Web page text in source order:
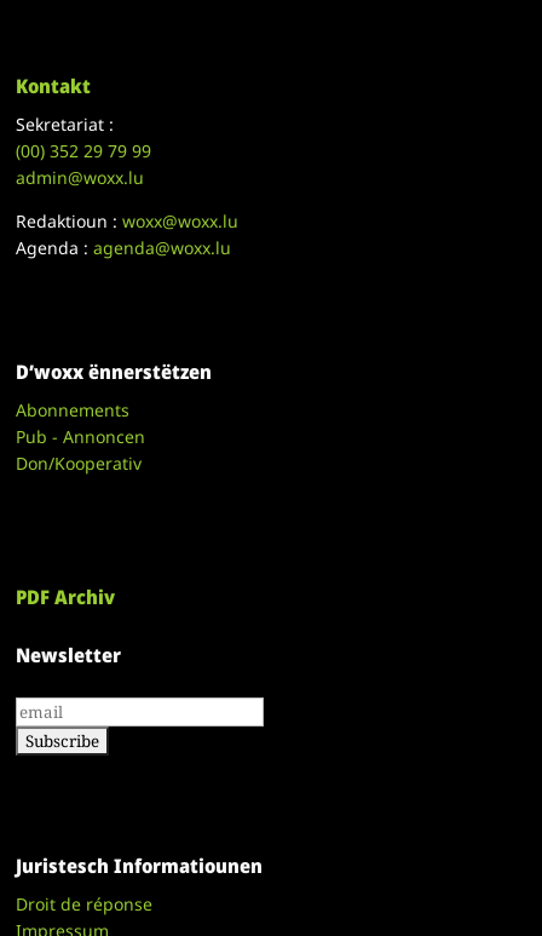
Kontakt
Sekretariat :
(00)352 29 79 99
admin@woxx.lu
Redaktioun :woxx@woxx.lu
Agenda :agenda@woxx.lu
D’woxx ënnerstëtzen
Abonnements
Pub - Annoncen
Don/Kooperativ
PDF Archiv
Newsletter
Juristesch Informatiounen
Droit de réponse
Impressum